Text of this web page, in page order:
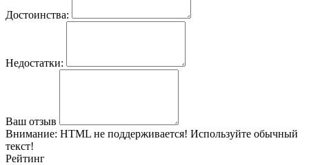
Достоинства:
Недостатки:
Ваш отзыв
Внимание: HTML не поддерживается! Используйте обычный
текст!
Рейтинг